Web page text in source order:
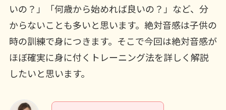
いの？」「何歳から始めれば良いの？」など、分
からないことも多いと思います。絶対音感は子供の
時の訓練で身につきます。そこで今回は絶対音感が
ほぼ確実に身に付くトレーニング法を詳しく解説
したいと思います。